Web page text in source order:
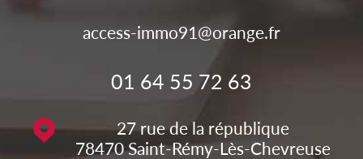
access-immo91@orange.fr
01 64 55 72 63
27 rue de la république
78470 Saint-Rémy-Lès-Chevreuse